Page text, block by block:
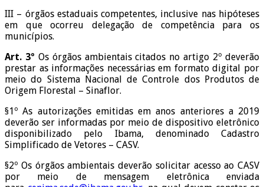
III – órgãos estaduais competentes, inclusive nas hipóteses
em que ocorreu delegação de competência para os
municípios.
Art. 3º Os órgãos ambientais citados no artigo 2º deverão
prestar as informações necessárias em formato digital por
meio do Sistema Nacional de Controle dos Produtos de
Origem Florestal – Sinaflor.
§1º As autorizações emitidas em anos anteriores a 2019
deverão ser informadas por meio de dispositivo eletrônico
disponibilizado pelo Ibama, denominado Cadastro
Simplificado de Vetores – CASV.
§2º Os órgãos ambientais deverão solicitar acesso ao CASV
por meio de mensagem eletrônica enviada